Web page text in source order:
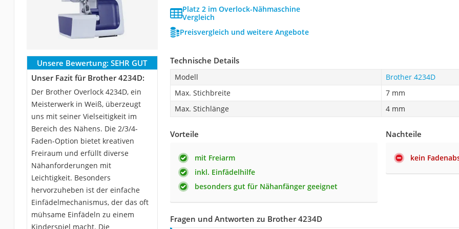
Platz 2 im Overlock-Nähmaschine
Vergleich
Preisvergleich und weitere Angebote
Unsere Bewertung: SEHR GUT
Unser Fazit für Brother 4234D:
Der Brother Overlock 4234D, ein
Meisterwerk in Weiß, überzeugt
uns mit seiner Vielseitigkeit im
Bereich des Nähens. Die 2/3/4-
Faden-Option bietet kreativen
Freiraum und erfüllt diverse
Nähanforderungen mit
Leichtigkeit. Besonders
hervorzuheben ist der einfache
Einfädelmechanismus, der das oft
mühsame Einfädeln zu einem
Kinderspiel macht. Die
Technische Details
Modell
Brother 4234D
Max. Stichbreite
7 mm
Max. Stichlänge
4 mm
Vorteile
mit Freiarm
inkl. Einfädelhilfe
besonders gut für Nähanfänger geeignet
Nachteile
kein
Fragen und Antworten zu Brother 4234D